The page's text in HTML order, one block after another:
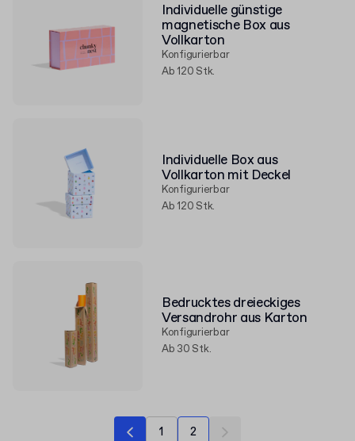
Individuelle günstige
magnetische Box aus
Vollkarton
Konfigurierbar
Ab 120 Stk.
Individuelle Box aus
Vollkarton mit Deckel
Konfigurierbar
Ab 120 Stk.
Bedrucktes dreieckiges
Versandrohr aus Karton
Konfigurierbar
Ab 30 Stk.
1 2